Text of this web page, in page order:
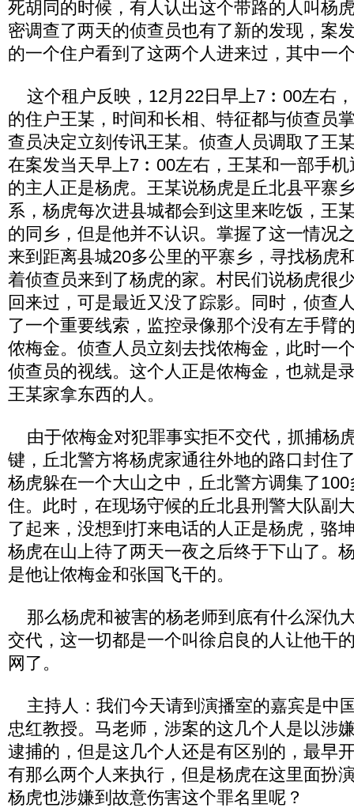
死胡同的时候，有人认出这个带路的人叫杨
密调查了两天的侦查员也有了新的发现，案
的一个住户看到了这两个人进来过，其中一
这个租户反映，12月22日早上7︰00左右
的住户王某，时间和长相、特征都与侦查员
查员决定立刻传讯王某。侦查人员调取了王
在案发当天早上7︰00左右，王某和一部手
的主人正是杨虎。王某说杨虎是丘北县平寨
系，杨虎每次进县城都会到这里来吃饭，王
的同乡，但是他并不认识。掌握了这一情况
来到距离县城20多公里的平寨乡，寻找杨虎
着侦查员来到了杨虎的家。村民们说杨虎很
回来过，可是最近又没了踪影。同时，侦查
了一个重要线索，监控录像那个没有左手臂
侬梅金。侦查人员立刻去找侬梅金，此时一
侦查员的视线。这个人正是侬梅金，也就是
王某家拿东西的人。
由于侬梅金对犯罪事实拒不交代，抓捕杨
键，丘北警方将杨虎家通往外地的路口封住
杨虎躲在一个大山之中，丘北警方调集了
住。此时，在现场守候的丘北县刑警大队副
了起来，没想到打来电话的人正是杨虎，骆
杨虎在山上待了两天一夜之后终于下山了。
是他让侬梅金和张国飞干的。
那么杨虎和被害的杨老师到底有什么深仇
交代，这一切都是一个叫徐启良的人让他干
网了。
主持人：我们今天请到演播室的嘉宾是中
忠红教授。马老师，涉案的这几个人是以涉
逮捕的，但是这几个人还是有区别的，最早
有那么两个人来执行，但是杨虎在这里面扮
杨虎也涉嫌到故意伤害这个罪名里呢？